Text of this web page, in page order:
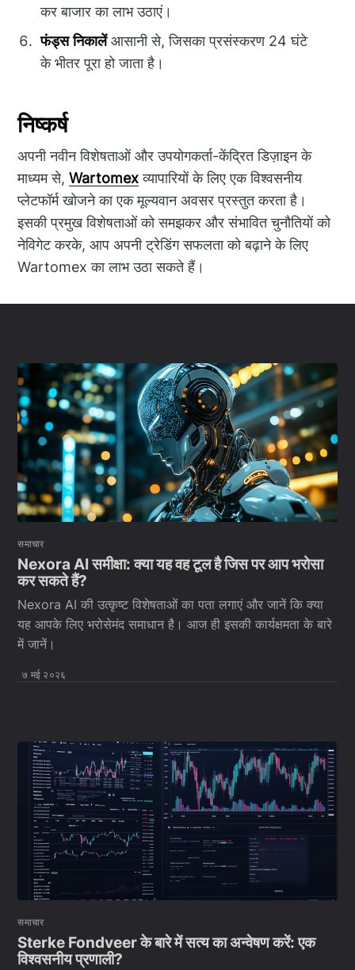
कर बाजार का लाभ उठाएं।
फंड्स निकालेंआसानी से, जिसका प्रसंस्करण 24 घंटे
के भीतर पूरा हो जाता है।
निष्कर्ष
अपनी नवीन विशेषताओं और उपयोगकर्ता-केंद्रित डिज़ाइन के
माध्यम से,Wartomexव्यापारियों के लिए एक विश्वसनीय
प्लेटफॉर्म खोजने का एक मूल्यवान अवसर प्रस्तुत करता है।
इसकी प्रमुख विशेषताओं को समझकर और संभावित चुनौतियों को
नेविगेट करके, आप अपनी ट्रेडिंग सफलता को बढ़ाने के लिए
Wartomex का लाभ उठा सकते हैं।
समाचार
Nexora AI समीक्षा: क्या यह वह टूल है जिस पर आप भरोसा
कर सकते हैं?
Nexora AI की उत्कृष्ट विशेषताओं का पता लगाएं और जानें कि क्या
यह आपके लिए भरोसेमंद समाधान है। आज ही इसकी कार्यक्षमता के बारे
में जानें।
७ मई २०२६
समाचार
Sterke Fondveer के बारे में सत्य का अन्वेषण करें: एक
विश्वसनीय प्रणाली?